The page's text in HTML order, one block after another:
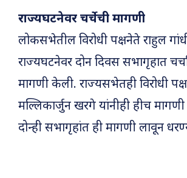
राज्यघटनेवर चर्चेची मागणी
लोकसभेतील विरोधी पक्षनेते राहुल
राज्यघटनेवर दोन दिवस सभागृहात
मागणी केली. राज्यसभेतही विरोधी
मल्लिकार्जुन खरगे यांनीही हीच
दोन्ही सभागृहांत ही मागणी लावून